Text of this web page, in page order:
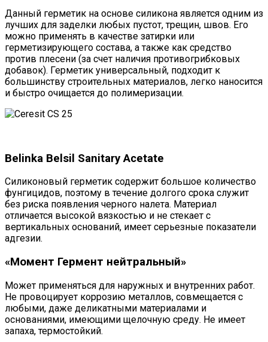
Данный герметик на основе силикона является одним из
лучших для заделки любых пустот, трещин, швов. Его
можно применять в качестве затирки или
герметизирующего состава, а также как средство
против плесени (за счет наличия противогрибковых
добавок). Герметик универсальный, подходит к
большинству строительных материалов, легко наносится
и быстро очищается до полимеризации.
Belinka Belsil Sanitary Acetate
Силиконовый герметик содержит большое количество
фунгицидов, поэтому в течение долгого срока служит
без риска появления черного налета. Материал
отличается высокой вязкостью и не стекает с
вертикальных оснований, имеет серьезные показатели
адгезии.
«Момент Гермент нейтральный»
Может применяться для наружных и внутренних работ.
Не провоцирует коррозию металлов, совмещается с
любыми, даже деликатными материалами и
основаниями, имеющими щелочную среду. Не имеет
запаха, термостойкий.